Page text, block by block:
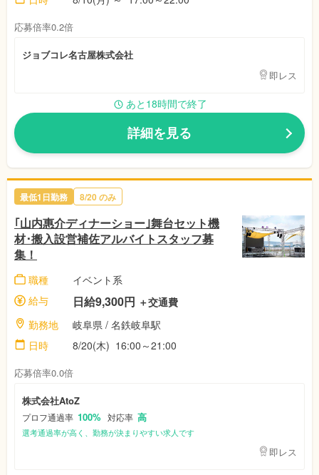
応募倍率0.2倍
ジョブコレ名古屋株式会社
即レス
あと18時間で終了
詳細を見る
最低1日勤務 8/20のみ
｢山内惠介ディナーショー｣舞台セット機
材･搬入設営補佐アルバイトスタッフ募
集！
職種
イベント系
給与
日給9,300円 ＋交通費
勤務地
岐阜県 / 名鉄岐阜駅
日時
8/20(木) 16:00～21:00
応募倍率0.0倍
株式会社AtoZ
プロフ通過率 100% 対応率 高
選考通過率が高く、勤務が決まりやすい求人です
即レス